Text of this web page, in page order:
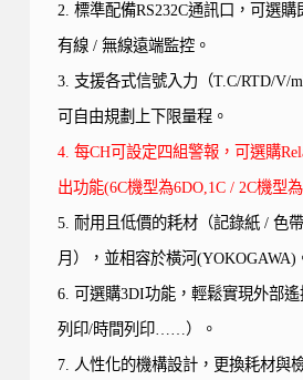
2. 標準配備RS232C通訊口，可選購
有線/無線遠端監控。
3. 支援各式信號入力（T.C/RTD/V/
可自由規劃上下限量程。
4. 每CH可設定四組警報，可選購
出功能(6C機型為6DO,1C / 2C機型
5. 耐用且低價的耗材（記錄紙 /色
月），並相容於橫河(YOKOGAWA)
6. 可選購3DI功能，輕鬆實現外部
列印/時間列印……）。
7. 人性化的機構設計，更換耗材與